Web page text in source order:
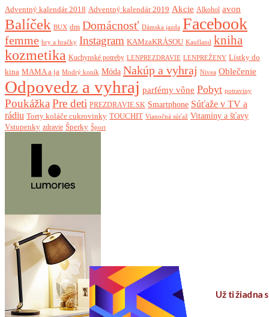
Adventný kalendár 2018 Adventný kalendár 2019 Akcie Alkohol avon
Balíček BUX dm Domácnosť Dámska jazda Facebook
femme hry a hračky Instagram KAMzaKRÁSOU Kaufland kniha
kozmetika Kuchynské potreby LENPREZDRAVIE LENPREŽENY Lístky do
kina MAMA a ja Modrý koník Móda Nakúp a vyhraj Nivea Oblečenie
Odpovedz a vyhraj parfémy vône Pobyt potraviny
Poukážka Pre deti PREZDRAVIE.SK Smartphone Súťaže v TV a
rádiu Torty koláče cukrovinky TOUCHIT Vianočná súťaž Vitamíny a šťavy
Vstupenky zdravie Šperky Šport
Už ti žiadna